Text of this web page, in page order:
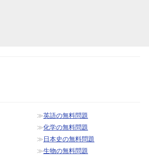
英語の無料問題
化学の無料問題
日本史の無料問題
生物の無料問題